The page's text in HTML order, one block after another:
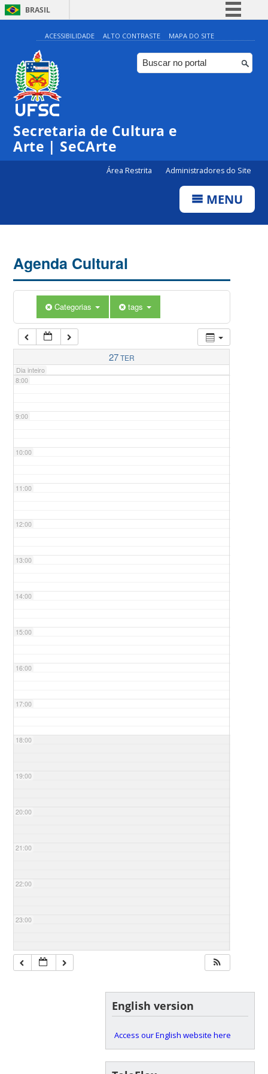
BRASIL
Simplifique!
Comunica BR
Participe
ACESSIBILIDADE ALTO CONTRASTE MAPA DO SITE
Secretaria de Cultura e
Arte | SeCArte
Área Restrita Administradores do Site
MENU
Agenda Cultural
Categorias tags
27TER
Dia inteiro
0:00
1:00
5:00
7:00
8:00
9:00
10:00
11:00
12:00
13:00
14:00
15:00
16:00
17:00
18:00
19:00
20:00
21:00
22:00
23:00
English version
Access our English website here